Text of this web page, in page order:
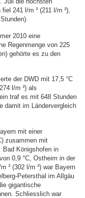
241 l/m ² (211 l/m ²),
2010 eine
Regenmenge von 225
gehörte es zu den
der DWD mit 17,5 °C
l/m ²) als
traf es mit 648 Stunden
damit im Ländervergleich
mit einer
zusammen mit
Bad Königshofen in
0,9 °C, Ostheim in der
² (302 l/m ²) war Bayern
Petersthal im Allgäu
gigantische
Schliesslich war